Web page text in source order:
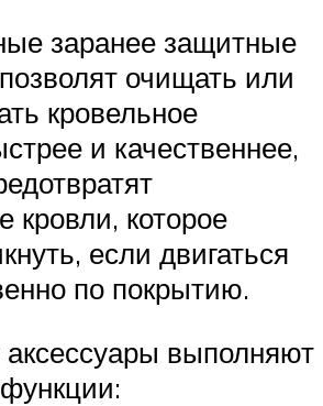
заранее защитные
очищать или
кровельное
и качественнее,
кровли, которое
если двигаться
по покрытию.
выполняют